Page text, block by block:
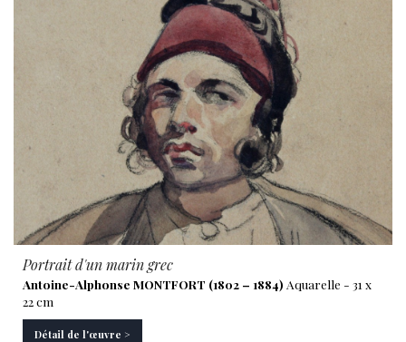
Portrait d'un marin grec
Antoine-Alphonse MONTFORT (1802 – 1884) Aquarelle - 31 x
22 cm
Détail de l'œuvre >